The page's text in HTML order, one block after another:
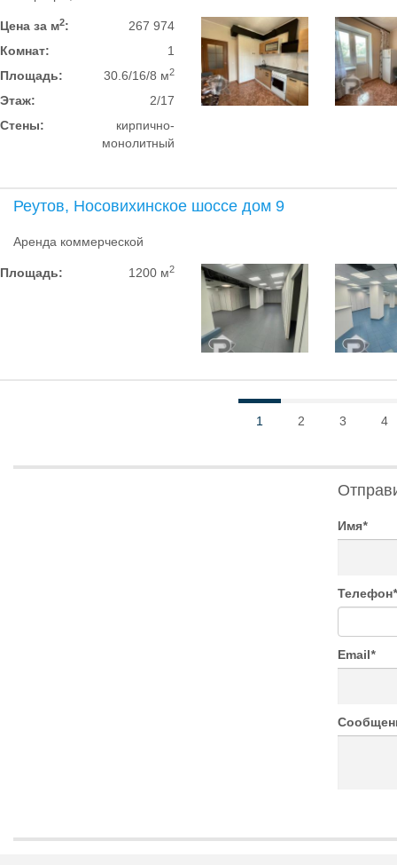
Цена за м2:
267 974
Комнат:
1
Площадь:
30.6/16/8 м2
Этаж:
2/17
Стены:
кирпично-
монолитный
Реутов, Носовихинское шоссе дом 9
Аренда коммерческой
Площадь: 1200 м2
1 2 3 4
Имя*
Телефон*
Email*